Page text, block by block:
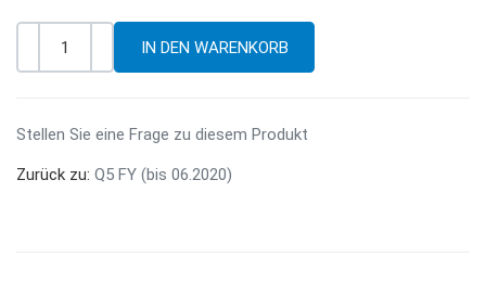
Stellen Sie eine Frage zu diesem Produkt
Zurück zu: Q5 FY (bis 06.2020)